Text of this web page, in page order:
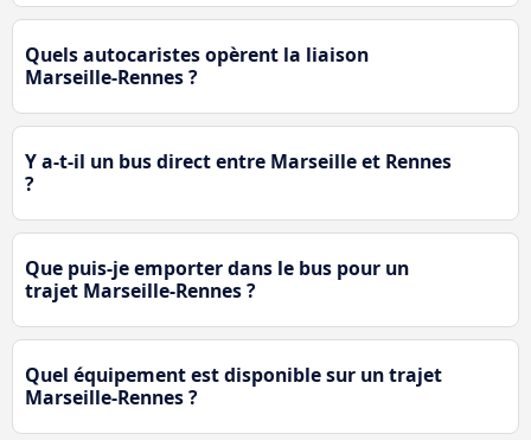
Quels autocaristes opèrent la liaison
Marseille-Rennes ?
Y a-t-il un bus direct entre Marseille et Rennes
?
Que puis-je emporter dans le bus pour un
trajet Marseille-Rennes ?
Quel équipement est disponible sur un trajet
Marseille-Rennes ?